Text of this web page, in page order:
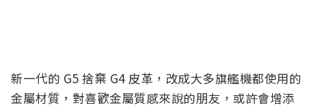
新一代的 G5 捨棄 G4 皮革，改成大多旗艦機都使用的
金屬材質，對喜歡金屬質感來說的朋友，或許會增添